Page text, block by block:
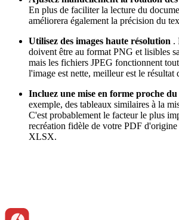
En plus de faciliter la lecture du
améliorera également la précision du
Utilisez des images haute résolution .
doivent être au format PNG et lisibles
mais les fichiers JPEG fonctionnent
l'image est nette, meilleur est le résultat
Incluez une mise en forme proche
exemple, des tableaux similaires à la
C'est probablement le facteur le plus
recréation fidèle de votre PDF
XLSX.